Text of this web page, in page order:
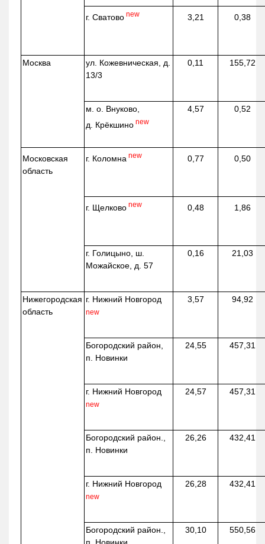
г. Сватово new 3,21 0,38
Москва ул. Кожевническая, д.
13/3
0,11 155,72
м. о. Внуково,
д. Крёкшино new
4,57 0,52
Московская
область
г. Коломна new 0,77 0,50
г. Щелково new 0,48 1,86
г. Голицыно, ш.
Можайское, д. 57
0,16 21,03
Нижегородская
область
г. Нижний Новгород
new
3,57 94,92
Богородский район,
п. Новинки
24,55 457,31
г. Нижний Новгород
new
24,57 457,31
Богородский район.,
п. Новинки
26,26 432,41
г. Нижний Новгород
new
26,28 432,41
Богородский район.,
30,10 550,56